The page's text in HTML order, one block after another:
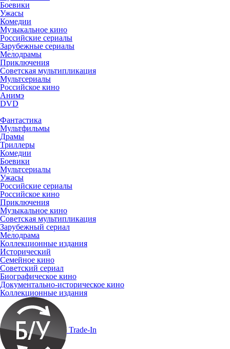
Боевики
Ужасы
Комедии
Музыкальное кино
Российские сериалы
Зарубежные сериалы
Мелодрамы
Приключения
Советская мультипликация
Мультсериалы
Российское кино
Анимэ
DVD
Фантастика
Мультфильмы
Драмы
Триллеры
Комедии
Боевики
Мультсериалы
Ужасы
Российские сериалы
Российское кино
Приключения
Музыкальное кино
Советская мультипликация
Зарубежный сериал
Мелодрама
Коллекционные издания
Исторический
Семейное кино
Советский сериал
Биографическое кино
Документально-историческое кино
Коллекционные издания
Trade-In